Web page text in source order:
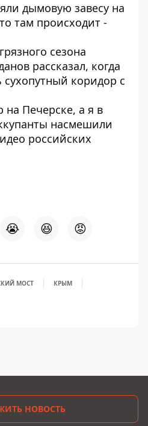
дымовую завесу на
там происходит -
сезона
рассказал, когда
коридор с
на Печерске, а я в
насмешили
российских
😭 😆 😡
МОСТ
КРЫМ
НОВОСТЬ